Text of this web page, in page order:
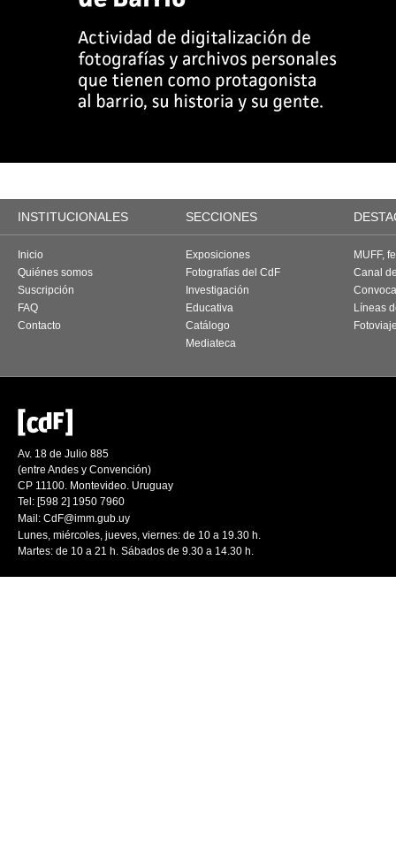
INSTITUCIONALES SECCIONES
Inicio
Quiénes somos
Suscripción
FAQ
Contacto
Exposiciones
Fotografías del CdF
Investigación
Educativa
Catálogo
Mediateca
MUFF,
Canal
Líneas
Av. 18 de Julio 885
(entre Andes y Convención)
CP 11100. Montevideo. Uruguay
Tel: [598 2] 1950 7960
Mail: CdF@imm.gub.uy
Lunes, miércoles, jueves, viernes: de 10 a 19.30 h.
Martes: de 10 a 21 h. Sábados de 9.30 a 14.30 h.